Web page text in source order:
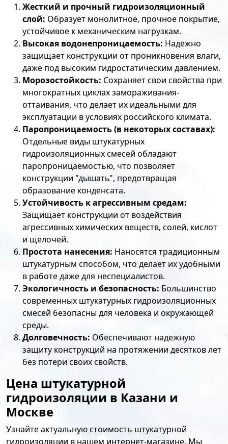
Жесткий и прочный гидроизоляционный
слой: Образует монолитное, прочное покрытие,
устойчивое к механическим нагрузкам.
Высокая водонепроницаемость: Надежно
защищает конструкции от проникновения влаги,
даже под высоким гидростатическим давлением.
Морозостойкость: Сохраняет свои свойства при
многократных циклах замораживания-
оттаивания, что делает их идеальными для
эксплуатации в условиях российского климата.
Паропроницаемость (в некоторых составах):
Отдельные виды штукатурных
гидроизоляционных смесей обладают
паропроницаемостью, что позволяет
конструкции "дышать", предотвращая
образование конденсата.
Устойчивость к агрессивным средам:
Защищает конструкции от воздействия
агрессивных химических веществ, солей, кислот
и щелочей.
Простота нанесения: Наносятся традиционным
штукатурным способом, что делает их удобными
в работе даже для неспециалистов.
Экологичность и безопасность: Большинство
современных штукатурных гидроизоляционных
смесей безопасны для человека и окружающей
среды.
Долговечность: Обеспечивают надежную
защиту конструкций на протяжении десятков лет
без потери своих свойств.
Цена штукатурной
гидроизоляции в Казани и
Москве
Узнайте актуальную стоимость штукатурной
гидроизоляции в нашем интернет-магазине. Мы